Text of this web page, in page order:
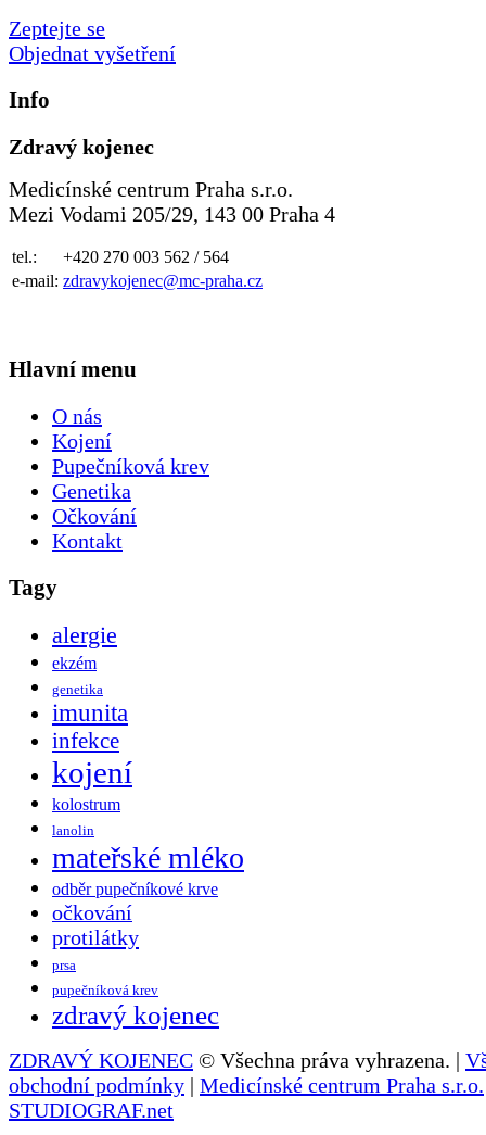
Zeptejte se
Objednat vyšetření
Info
Zdravý kojenec
Medicínské centrum Praha s.r.o.
Mezi Vodami 205/29, 143 00 Praha 4
tel.:
+420 270 003 562 / 564
e-mail: zdravykojenec@mc-praha.cz
Hlavní menu
O nás
Kojení
Pupečníková krev
Genetika
Očkování
Kontakt
Tagy
alergie
ekzém
genetika
imunita
infekce
kojení
kolostrum
lanolin
mateřské mléko
odběr pupečníkové krve
očkování
protilátky
prsa
pupečníková krev
zdravý kojenec
ZDRAVÝ KOJENEC © Všechna práva vyhrazena. |
obchodní podmínky | Medicínské centrum Praha s.r.o.
STUDIOGRAF.net